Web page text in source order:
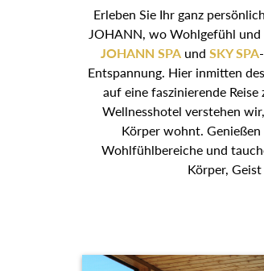
Erleben Sie Ihr ganz
JOHANN, wo Wohlgefühl und
JOHANN SPAund SKY SPA
Entspannung. Hier inmitten
auf eine faszinierende
Wellnesshotel verstehen
Körper wohnt.
Wohlfühlbereiche und
Körper,